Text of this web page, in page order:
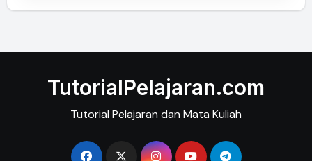
TutorialPelajaran.com
Tutorial Pelajaran dan Mata Kuliah